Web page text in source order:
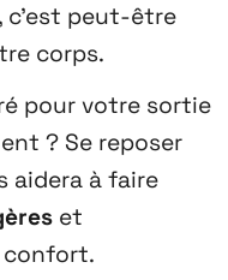
c’est peut-être
corps.
pour votre sortie
? Se reposer
aidera à faire
et
confort.